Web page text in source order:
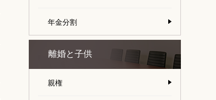
年金分割
離婚と子供
親権